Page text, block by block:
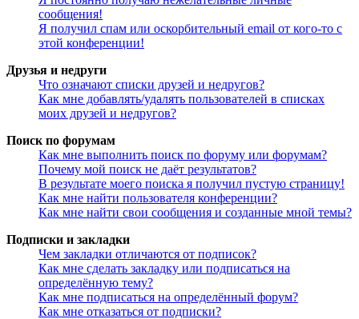
сообщения!
Я получил спам или оскорбительный email от кого-то с
этой конференции!
Друзья и недруги
Что означают списки друзей и недругов?
Как мне добавлять/удалять пользователей в списках
моих друзей и недругов?
Поиск по форумам
Как мне выполнить поиск по форуму или форумам?
Почему мой поиск не даёт результатов?
В результате моего поиска я получил пустую страницу!
Как мне найти пользователя конференции?
Как мне найти свои сообщения и созданные мной темы?
Подписки и закладки
Чем закладки отличаются от подписок?
Как мне сделать закладку или подписаться на
определённую тему?
Как мне подписаться на определённый форум?
Как мне отказаться от подписки?